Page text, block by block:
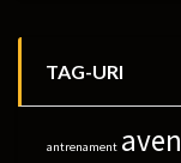
TAG-URI
antrenament aven